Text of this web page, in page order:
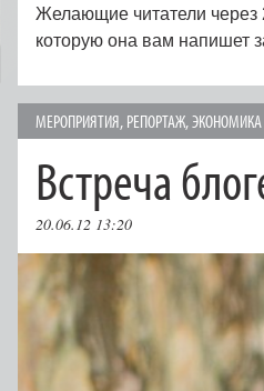
Желающие читатели через
которую она вам напишет
МЕРОПРИЯТИЯ, РЕПОРТАЖ,ЭКОНОМИКА
Встреча
20.06.12 13:20